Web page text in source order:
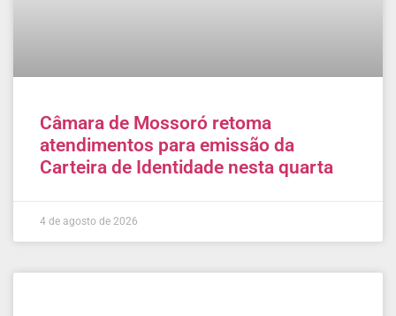
Câmara de Mossoró retoma
atendimentos para emissão da
Carteira de Identidade nesta quarta
4 de agosto de 2026